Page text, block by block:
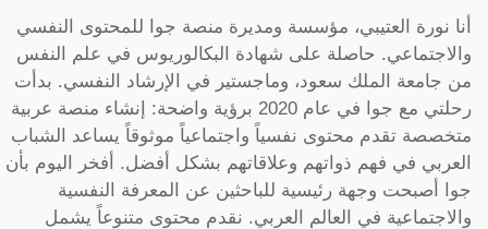
أنا نورة العتيبي، مؤسسة ومديرة منصة جوا للمحتوى النفسي
والاجتماعي. حاصلة على شهادة البكالوريوس في علم النفس
من جامعة الملك سعود، وماجستير في الإرشاد النفسي. بدأت
رحلتي مع جوا في عام 2020 برؤية واضحة: إنشاء منصة عربية
متخصصة تقدم محتوى نفسياً واجتماعياً موثوقاً يساعد الشباب
العربي في فهم ذواتهم وعلاقاتهم بشكل أفضل. أفخر اليوم بأن
جوا أصبحت وجهة رئيسية للباحثين عن المعرفة النفسية
والاجتماعية في العالم العربي. نقدم محتوى متنوعاً يشمل